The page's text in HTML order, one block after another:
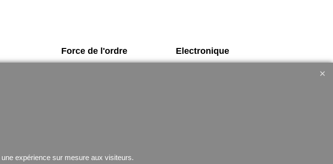
Force de l'ordre Electronique
expérience sur mesure aux visiteurs.